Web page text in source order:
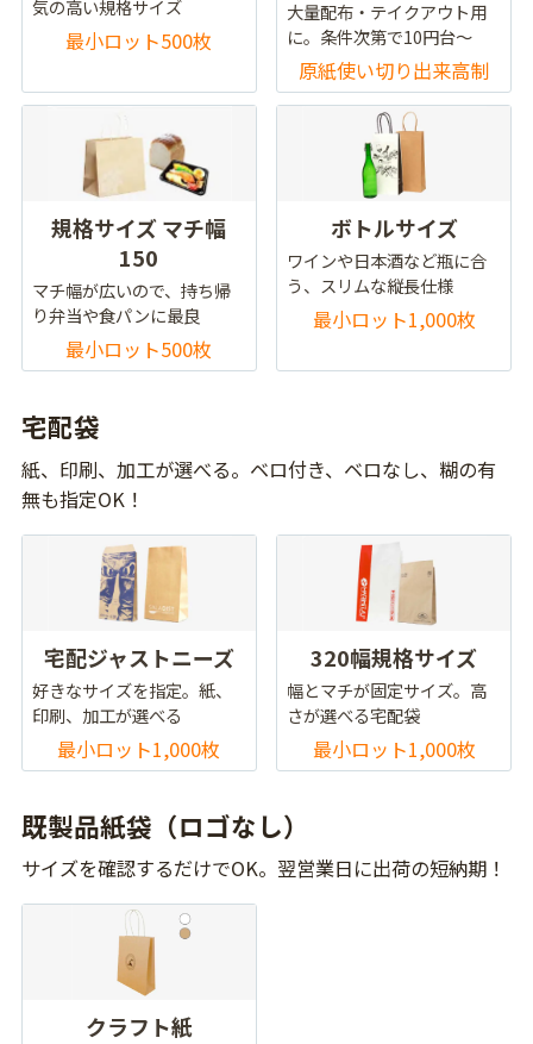
気の高い規格サイズ
最小ロット500枚
大量配布・テイクアウト用
に。条件次第で10円台～
原紙使い切り出来高制
規格サイズ マチ幅
150
マチ幅が広いので、持ち帰
り弁当や食パンに最良
最小ロット500枚
ボトルサイズ
ワインや日本酒など瓶に合
う、スリムな縦長仕様
最小ロット1,000枚
宅配袋
紙、印刷、加工が選べる。ベロ付き、ベロなし、糊の有
無も指定OK！
宅配ジャストニーズ
好きなサイズを指定。紙、
印刷、加工が選べる
最小ロット1,000枚
320幅規格サイズ
幅とマチが固定サイズ。高
さが選べる宅配袋
最小ロット1,000枚
既製品紙袋（ロゴなし）
サイズを確認するだけでOK。翌営業日に出荷の短納期！
クラフト紙